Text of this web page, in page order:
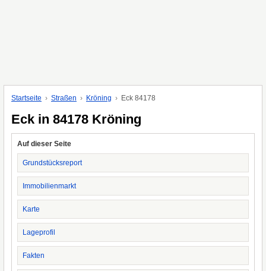
Startseite Straßen Kröning Eck 84178
Eck in 84178 Kröning
Auf dieser Seite
Grundstücksreport
Immobilienmarkt
Karte
Lageprofil
Fakten